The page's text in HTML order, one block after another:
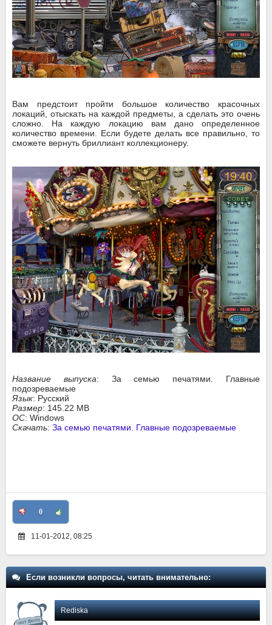
Вам предстоит пройти большое количество красочных
локаций, отыскать на каждой предметы, а сделать это очень
сложно. На каждую локацию вам дано определенное
количество времени. Если будете делать все правильно, то
сможете вернуть бриллиант коллекционеру.
Название выпуска: За семью печатями. Главные
подозреваемые
Язык: Русский
Размер: 145.22 MB
ОС: Windows
Скачать: За семью печатями. Главные подозреваемые
0
11-01-2012, 08:25
Если возникли вопросы, читать внимательно:
Rediska